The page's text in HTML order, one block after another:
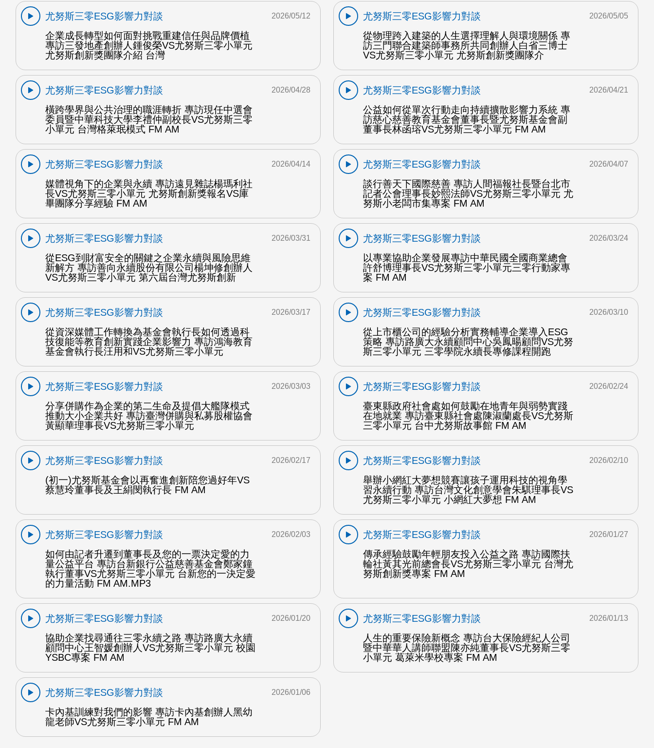
尤努斯三零ESG影響力對談
企業成長轉型如何面對挑戰重建信任與品牌價植
專訪三發地產創辦人鍾俊榮VS尤努斯三零小單元
尤努斯創新獎團隊介紹 台灣
2026/05/12
尤努斯三零ESG影響力對談
從物理跨入建築的人生選擇理解人與環境關係 專
訪三門聯合建築師事務所共同創辦人白省三博士
VS尤努斯三零小單元 尤努斯創新獎團隊介
2026/05/05
尤努斯三零ESG影響力對談
橫跨學界與公共治理的職涯轉折 專訪現任中選會
委員暨中華科技大學李禮仲副校長VS尤努斯三零
小單元 台灣格萊珉模式 FM AM
2026/04/28
尤努斯三零ESG影響力對談
公益如何從單次行動走向持續擴散影響力系統 專
訪慈心慈善教育基金會董事長暨尤努斯基金會副
董事長林函瑢VS尤努斯三零小單元 FM AM
2026/04/21
尤努斯三零ESG影響力對談
媒體視角下的企業與永續 專訪遠見雜誌楊瑪利社
長VS尤努斯三零小單元 尤努斯創新獎報名VS庫
畢團隊分享經驗 FM AM
2026/04/14
尤努斯三零ESG影響力對談
談行善天下國際慈善 專訪人間福報社長暨台北市
記者公會理事長妙熙法師VS尤努斯三零小單元 尤
努斯小老闆市集專案 FM AM
2026/04/07
尤努斯三零ESG影響力對談
從ESG到財富安全的關鍵之企業永續與風險思維
新解方 專訪善向永續股份有限公司楊坤修創辦人
VS尤努斯三零小單元 第六屆台灣尤努斯創新
2026/03/31
尤努斯三零ESG影響力對談
以專業協助企業發展專訪中華民國全國商業總會
許舒博理事長VS尤努斯三零小單元三零行動家專
案 FM AM
2026/03/24
尤努斯三零ESG影響力對談
從資深媒體工作轉換為基金會執行長如何透過科
技復能等教育創新實踐企業影響力 專訪鴻海教育
基金會執行長汪用和VS尤努斯三零小單元
2026/03/17
尤努斯三零ESG影響力對談
從上市櫃公司的經驗分析實務輔導企業導入ESG
策略 專訪路廣大永續顧問中心吳鳳暘顧問VS尤努
斯三零小單元 三零學院永續長專修課程開跑
2026/03/10
尤努斯三零ESG影響力對談
分享併購作為企業的第二生命及提倡大艦隊模式
推動大小企業共好 專訪臺灣併購與私募股權協會
黃顯華理事長VS尤努斯三零小單元
2026/03/03
尤努斯三零ESG影響力對談
臺東縣政府社會處如何鼓勵在地青年與弱勢實踐
在地就業 專訪臺東縣社會處陳淑蘭處長VS尤努斯
三零小單元 台中尤努斯故事館 FM AM
2026/02/24
尤努斯三零ESG影響力對談
(初一)尤努斯基金會以再奮進創新陪您過好年VS
蔡慧玲董事長及王絹閔執行長 FM AM
2026/02/17
尤努斯三零ESG影響力對談
舉辦小網紅大夢想競賽讓孩子運用科技的視角學
習永續行動 專訪台灣文化創意學會朱騏理事長VS
尤努斯三零小單元 小網紅大夢想 FM AM
2026/02/10
尤努斯三零ESG影響力對談
如何由記者升遷到董事長及您的一票決定愛的力
量公益平台 專訪台新銀行公益慈善基金會鄭家鐘
執行董事VS尤努斯三零小單元 台新您的一決定愛
的力量活動 FM AM.MP3
2026/02/03
尤努斯三零ESG影響力對談
傳承經驗鼓勵年輕朋友投入公益之路 專訪國際扶
輪社黃其光前總會長VS尤努斯三零小單元 台灣尤
努斯創新獎專案 FM AM
2026/01/27
尤努斯三零ESG影響力對談
協助企業找尋通往三零永續之路 專訪路廣大永續
顧問中心王智媛創辦人VS尤努斯三零小單元 校園
YSBC專案 FM AM
2026/01/20
尤努斯三零ESG影響力對談
人生的重要保險新概念 專訪台大保險經紀人公司
暨中華華人講師聯盟陳亦純董事長VS尤努斯三零
小單元 葛萊米學校專案 FM AM
2026/01/13
尤努斯三零ESG影響力對談
卡內基訓練對我們的影響 專訪卡內基創辦人黑幼
龍老師VS尤努斯三零小單元 FM AM
2026/01/06